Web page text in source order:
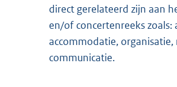
direct gerelateerd zijn aan
en/of concertenreeks zoals:
accommodatie, organisatie,
communicatie.